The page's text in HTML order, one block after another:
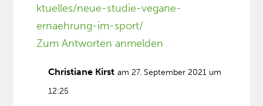
ktuelles/neue-studie-vegane-
ernaehrung-im-sport/
Zum Antworten anmelden
Christiane Kirst am 27. September 2021 um
12:25